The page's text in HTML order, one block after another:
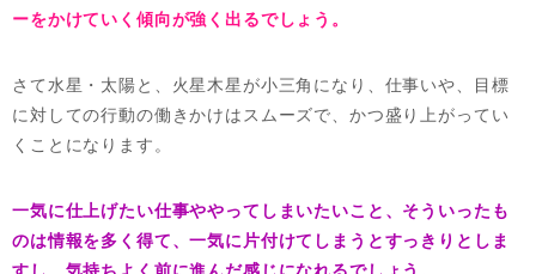
ーをかけていく傾向が強く出るでしょう。
さて水星・太陽と、火星木星が小三角になり、仕事いや、目標
に対しての行動の働きかけはスムーズで、かつ盛り上がってい
くことになります。
一気に仕上げたい仕事ややってしまいたいこと、そういったも
のは情報を多く得て、一気に片付けてしまうとすっきりとしま